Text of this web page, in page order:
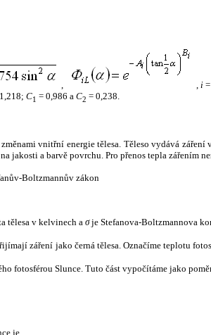
, , i
C1 = 0,986 a C2 = 0,238.
vnitřní energie tělesa. Těleso vydává
jakosti a barvě povrchu. Pro přenos tepla zářením
Boltzmannův zákon
tělesa v kelvinech a σje Stefanova-Boltzmannova
záření jako černá tělesa. Označíme teplotu
fotosférou Slunce. Tuto část vypočítáme jako
je